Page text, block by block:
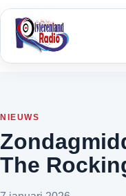
NIEUWS
The